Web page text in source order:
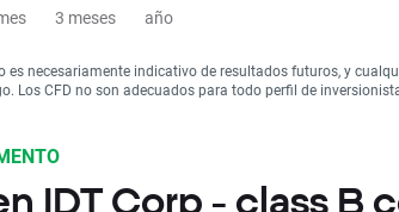
3 meses año
es necesariamente indicativo de resultados futuros, y
Los CFD no son adecuados para todo perfil de
IDT Corp - class B